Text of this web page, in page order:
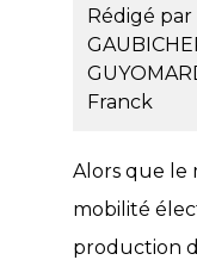
Rédigé par
Franck
Alors que le
mobilité
production